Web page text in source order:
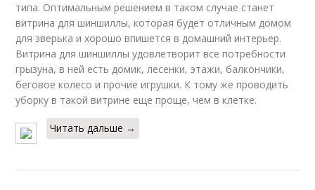
типа. Оптимальным решением в таком случае станет
витрина для шиншиллы, которая будет отличным домом
для зверька и хорошо впишется в домашний интерьер.
Витрина для шиншиллы удовлетворит все потребности
грызуна, в ней есть домик, лесенки, этажи, балкончики,
беговое колесо и прочие игрушки. К тому же проводить
уборку в такой витрине еще проще, чем в клетке.
Читать дальше →